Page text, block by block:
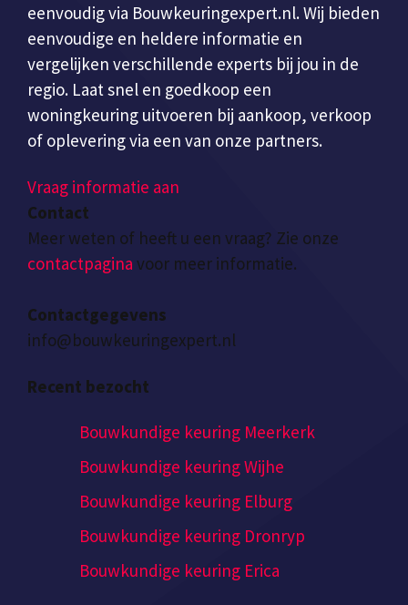
eenvoudig via Bouwkeuringexpert.nl. Wij bieden
eenvoudige en heldere informatie en
vergelijken verschillende experts bij jou in de
regio. Laat snel en goedkoop een
woningkeuring uitvoeren bij aankoop, verkoop
of oplevering via een van onze partners.
Vraag informatie aan
Contact
Meer weten of heeft u een vraag? Zie onze
contactpagina voor meer informatie.
Contactgegevens
info@bouwkeuringexpert.nl
Recent bezocht
Bouwkundige keuring Meerkerk
Bouwkundige keuring Wijhe
Bouwkundige keuring Elburg
Bouwkundige keuring Dronryp
Bouwkundige keuring Erica